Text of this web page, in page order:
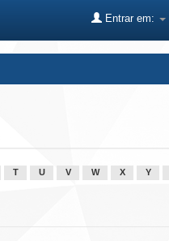
Entrar em:
T U V W X Y